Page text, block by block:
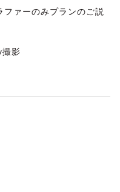
ァーのみプランのご説
影